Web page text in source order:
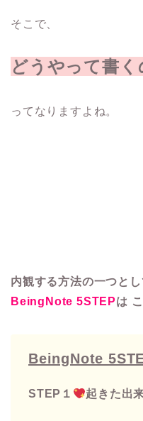
そこで、
どうやって書く
ってなりますよね。
内観する方法の一つとし
BeingNote 5STEPは
BeingNote
STEP１ 起きた出